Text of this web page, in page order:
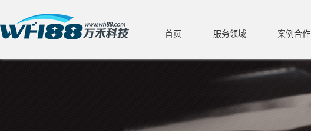
首页 服务领域 案例合作